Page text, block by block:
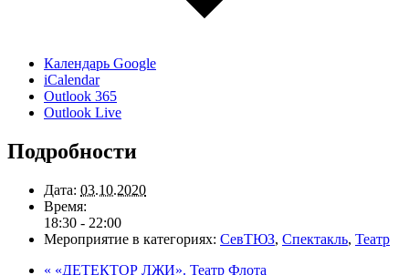
Календарь Google
iCalendar
Outlook 365
Outlook Live
Подробности
Дата: 03.10.2020
Время:
18:30 - 22:00
Мероприятие в категориях: СевТЮЗ, Спектакль, Театр
« «ДЕТЕКТОР ЛЖИ». Театр Флота